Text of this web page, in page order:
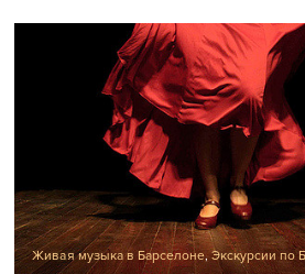
Живая музыка в Барселоне,Экскурсии по